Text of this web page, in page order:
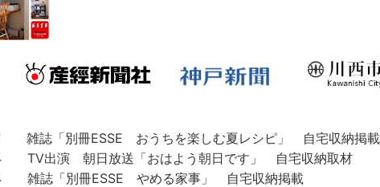
雑誌「別冊ESSE おうちを楽しむ夏レシピ」 自宅収納掲載
TV出演 朝日放送「おはよう朝日です」 自宅収納取材
雑誌「別冊ESSE やめる家事」 自宅収納掲載